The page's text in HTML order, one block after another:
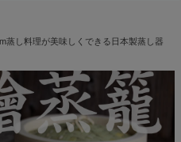
蒸し料理が美味しくできる日本製蒸し器